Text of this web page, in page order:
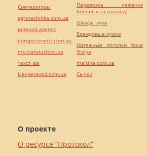
О проекте
О ресурсе “Протокол”
Синтезаторы
agrotechnika.com.ua
perevod.agency
europeservice.com.ua
mk-translations.ua
текст юа
kievperevod.com.ua
Перевозка лежачих
больных за границу
Шкафы купе
Брендовые сумки
Натяжные потолки Nova
Stelya
maltina.com.ua
Cылки